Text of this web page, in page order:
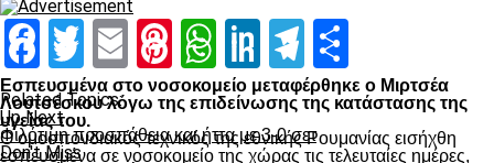
Facebook
Twitter
EmailPinterest
WhatsApp
LinkedInTelegram
Related Topics:
Up Next
Φιλότιμη προσπάθεια και ήττα με 3-0 σετ
Don't Miss
Facebook
Twitter
EmailPinterest
WhatsApp
LinkedIn
Telegram
Εσπευσμένα στο νοσοκομείο μεταφέρθηκε ο Μιρτσέα
Λουτσέσκου λόγω της επιδείνωσης της κατάστασης της
υγείας του.
Ο ομοσπονδιακός τεχνικός της εθνικής Ρουμανίας εισήχθη
εσπευσμένα σε νοσοκομείο της χώρας τις τελευταίες ημέρες,